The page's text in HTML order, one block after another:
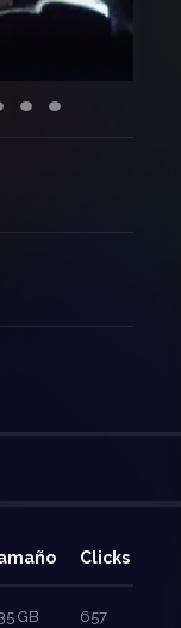
Clicks
GB 657